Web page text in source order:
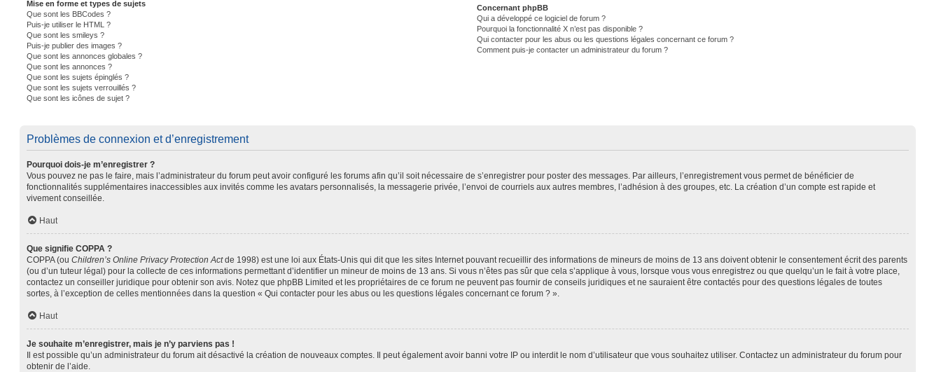
Mise en forme et types de sujets
Que sont les BBCodes ?
Puis-je utiliser le HTML ?
Que sont les smileys ?
Puis-je publier des images ?
Que sont les annonces globales ?
Que sont les annonces ?
Que sont les sujets épinglés ?
Que sont les sujets verrouillés ?
Que sont les icônes de sujet ?
Concernant phpBB
Qui a développé ce logiciel de forum ?
Pourquoi la fonctionnalité X n’est pas disponible ?
Qui contacter pour les abus ou les questions légales concernant ce forum ?
Comment puis-je contacter un administrateur du forum ?
Problèmes de connexion et d’enregistrement
Pourquoi dois-je m’enregistrer ?
Vous pouvez ne pas le faire, mais l’administrateur du forum peut avoir configuré les forums afin qu’il soit nécessaire de s’enregistrer pour poster des messages. Par ailleurs, l’enregistrement vous permet de bénéficier de
fonctionnalités supplémentaires inaccessibles aux invités comme les avatars personnalisés, la messagerie privée, l’envoi de courriels aux autres membres, l’adhésion à des groupes, etc. La création d’un compte est rapide et
vivement conseillée.
Haut
Que signifie COPPA ?
COPPA (ou Children’s Online Privacy Protection Actde 1998) est une loi aux États-Unis qui dit que les sites Internet pouvant recueillir des informations de mineurs de moins de 13 ans doivent obtenir le consentement écrit des parents
(ou d’un tuteur légal) pour la collecte de ces informations permettant d’identifier un mineur de moins de 13 ans. Si vous n’êtes pas sûr que cela s’applique à vous, lorsque vous vous enregistrez ou que quelqu’un le fait à votre place,
contactez un conseiller juridique pour obtenir son avis. Notez que phpBB Limited et les propriétaires de ce forum ne peuvent pas fournir de conseils juridiques et ne sauraient être contactés pour des questions légales de toutes
sortes, à l’exception de celles mentionnées dans la question « Qui contacter pour les abus ou les questions légales concernant ce forum ? ».
Haut
Je souhaite m’enregistrer, mais je n’y parviens pas !
Il est possible qu’un administrateur du forum ait désactivé la création de nouveaux comptes. Il peut également avoir banni votre IP ou interdit le nom d’utilisateur que vous souhaitez utiliser. Contactez un administrateur du forum pour
obtenir de l’aide.